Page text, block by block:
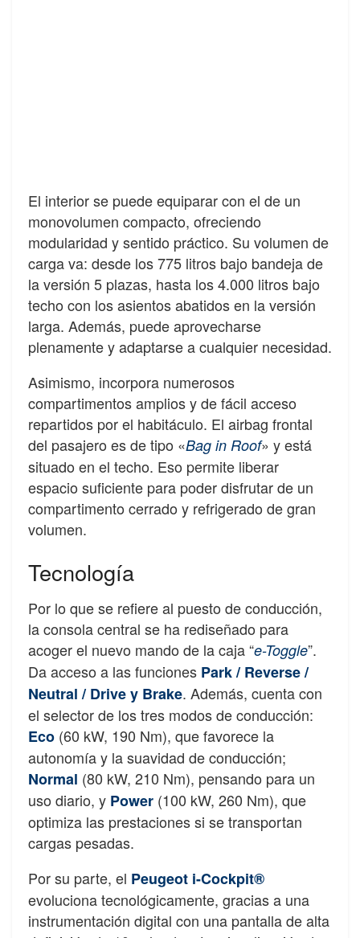
El interior se puede equiparar con el de un
monovolumen compacto, ofreciendo
modularidad y sentido práctico. Su volumen de
carga va: desde los 775 litros bajo bandeja de
la versión 5 plazas, hasta los 4.000 litros bajo
techo con los asientos abatidos en la versión
larga. Además, puede aprovecharse
plenamente y adaptarse a cualquier necesidad.
Asimismo, incorpora numerosos
compartimentos amplios y de fácil acceso
repartidos por el habitáculo. El airbag frontal
del pasajero es de tipo «Bag in Roof» y está
situado en el techo. Eso permite liberar
espacio suficiente para poder disfrutar de un
compartimento cerrado y refrigerado de gran
volumen.
Tecnología
Por lo que se refiere al puesto de conducción,
la consola central se ha rediseñado para
acoger el nuevo mando de la caja “e-Toggle”.
Da acceso a las funciones Park / Reverse /
Neutral / Drive y Brake. Además, cuenta con
el selector de los tres modos de conducción:
Eco (60 kW, 190 Nm), que favorece la
autonomía y la suavidad de conducción;
Normal (80 kW, 210 Nm), pensando para un
uso diario, y Power (100 kW, 260 Nm), que
optimiza las prestaciones si se transportan
cargas pesadas.
Por su parte, el Peugeot i-Cockpit®
evoluciona tecnológicamente, gracias a una
instrumentación digital con una pantalla de alta